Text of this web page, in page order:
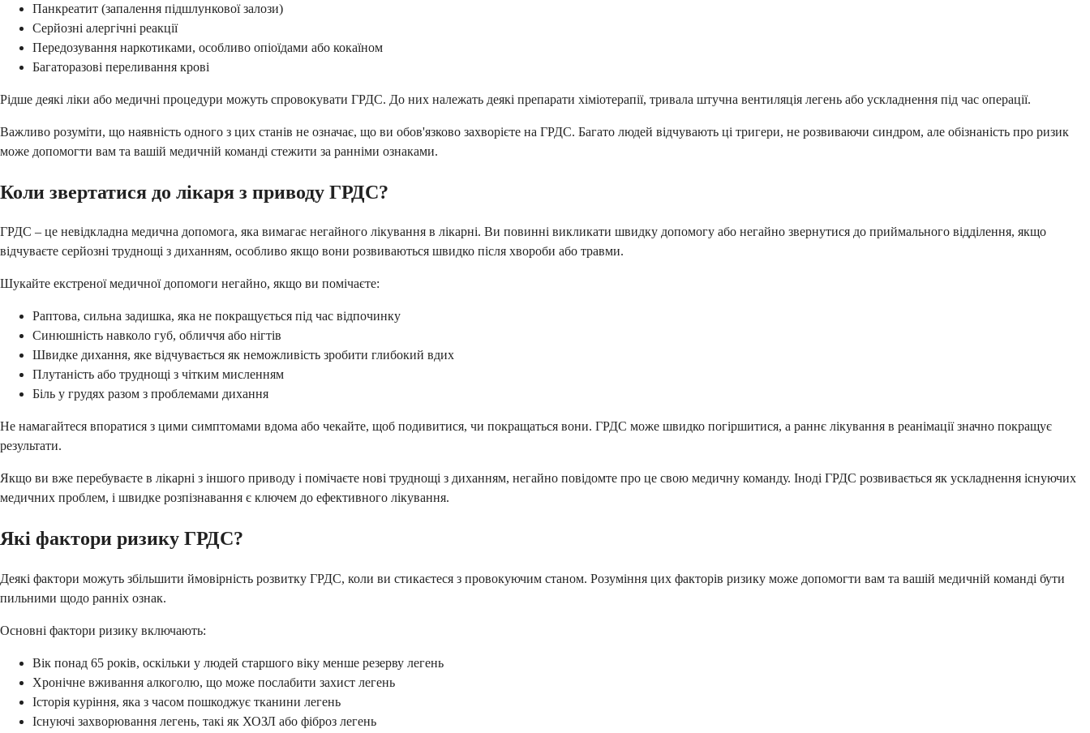
Панкреатит (запалення підшлункової залози)
Серйозні алергічні реакції
Передозування наркотиками, особливо опіоїдами або кокаїном
Багаторазові переливання крові
Рідше деякі ліки або медичні процедури можуть спровокувати ГРДС. До них належать деякі препарати хіміотерапії, тривала штучна вентиляція легень або ускладнення під час операції.
Важливо розуміти, що наявність одного з цих станів не означає, що ви обов'язково захворієте на ГРДС. Багато людей відчувають ці тригери, не розвиваючи синдром, але обізнаність про ризик
може допомогти вам та вашій медичній команді стежити за ранніми ознаками.
Коли звертатися до лікаря з приводу ГРДС?
ГРДС – це невідкладна медична допомога, яка вимагає негайного лікування в лікарні. Ви повинні викликати швидку допомогу або негайно звернутися до приймального відділення, якщо
відчуваєте серйозні труднощі з диханням, особливо якщо вони розвиваються швидко після хвороби або травми.
Шукайте екстреної медичної допомоги негайно, якщо ви помічаєте:
Раптова, сильна задишка, яка не покращується під час відпочинку
Синюшність навколо губ, обличчя або нігтів
Швидке дихання, яке відчувається як неможливість зробити глибокий вдих
Плутаність або труднощі з чітким мисленням
Біль у грудях разом з проблемами дихання
Не намагайтеся впоратися з цими симптомами вдома або чекайте, щоб подивитися, чи покращаться вони. ГРДС може швидко погіршитися, а раннє лікування в реанімації значно покращує
результати.
Якщо ви вже перебуваєте в лікарні з іншого приводу і помічаєте нові труднощі з диханням, негайно повідомте про це свою медичну команду. Іноді ГРДС розвивається як ускладнення існуючих
медичних проблем, і швидке розпізнавання є ключем до ефективного лікування.
Які фактори ризику ГРДС?
Деякі фактори можуть збільшити ймовірність розвитку ГРДС, коли ви стикаєтеся з провокуючим станом. Розуміння цих факторів ризику може допомогти вам та вашій медичній команді бути
пильними щодо ранніх ознак.
Основні фактори ризику включають:
Вік понад 65 років, оскільки у людей старшого віку менше резерву легень
Хронічне вживання алкоголю, що може послабити захист легень
Історія куріння, яка з часом пошкоджує тканини легень
Існуючі захворювання легень, такі як ХОЗЛ або фіброз легень